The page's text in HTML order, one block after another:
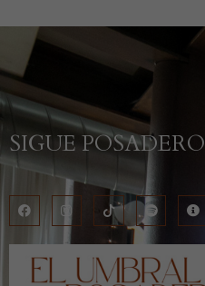
SIGUE POSADERO